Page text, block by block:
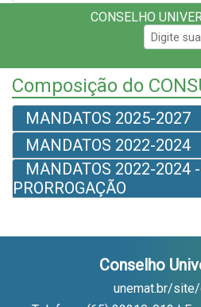
CONSELHO
Composição do
MANDATOS 2025-2027
MANDATOS 2022-2024
MANDATOS 2022-2024 -
PRORROGAÇÃO
Conselho
unemat.br/